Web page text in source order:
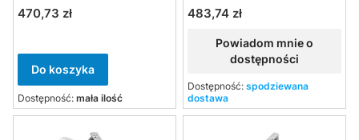
Cena
470,73 zł
Do koszyka
Dostępność: mała ilość
Cena
483,74 zł
Powiadom mnie o
dostępności
Dostępność: spodziewana
dostawa